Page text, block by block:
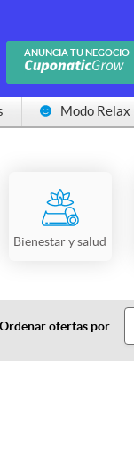
ANUNCIA TU NEGOCIO
Modo Relax
Bienestar y salud
Ordenar ofertas por